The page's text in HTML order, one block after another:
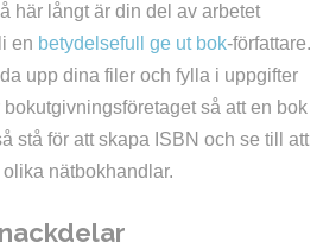
här långt är din del av arbetet
en betydelsefull ge ut bok-författare.
upp dina filer och fylla i uppgifter
så att en bok
stå för att skapa ISBN och se till att
nätbokhandlar.